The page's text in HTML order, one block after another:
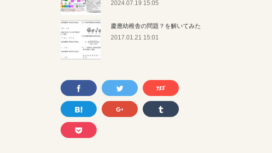
2024.07.19 15:05
慶應幼稚舎の問題？を解いてみた
2017.01.21 15:01